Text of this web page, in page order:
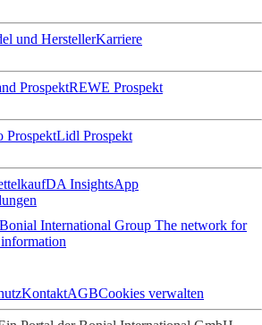
und HerstellerKarriere
ProspektREWE Prospekt
ProspektLidl Prospekt
kaufDA InsightsApp
International Group The network for
KontaktAGBCookies verwalten